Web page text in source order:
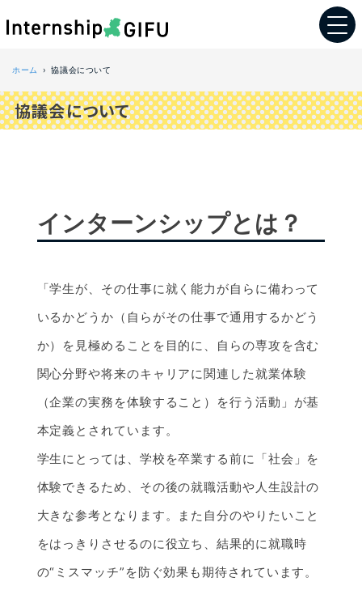
ホーム 協議会について
協議会について
インターンシップとは？
「学生が、その仕事に就く能力が自らに備わって
いるかどうか（自らがその仕事で通用するかどう
か）を見極めることを目的に、自らの専攻を含む
関心分野や将来のキャリアに関連した就業体験
（企業の実務を体験すること）を行う活動」が基
本定義とされています。
学生にとっては、学校を卒業する前に「社会」を
体験できるため、その後の就職活動や人生設計の
大きな参考となります。また自分のやりたいこと
をはっきりさせるのに役立ち、結果的に就職時
の“ミスマッチ”を防ぐ効果も期待されています。